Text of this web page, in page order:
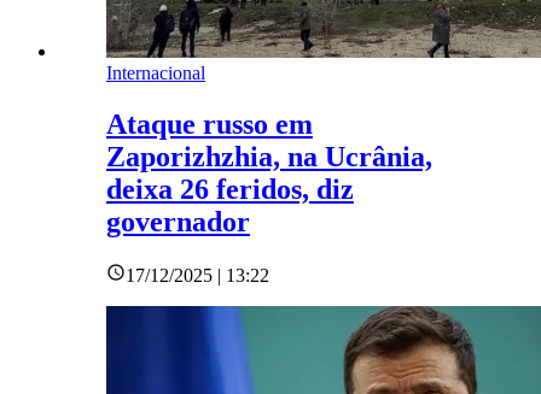
Internacional
Ataque russo em
Zaporizhzhia, na Ucrânia,
deixa 26 feridos, diz
governador
17/12/2025 | 13:22